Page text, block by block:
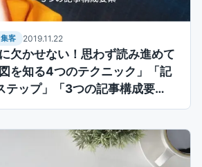
客 2019.11.22
欠かせない！思わず読み進めて
を知る4つのテクニック」「記
テップ」「3つの記事構成要